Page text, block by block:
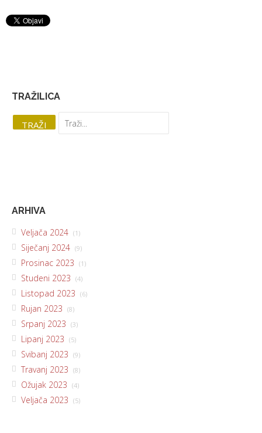
TRAŽILICA
ARHIVA
Veljača 2024 (1)
Siječanj 2024 (9)
Prosinac 2023 (1)
Studeni 2023 (4)
Listopad 2023 (6)
Rujan 2023 (8)
Srpanj 2023 (3)
Lipanj 2023 (5)
Svibanj 2023 (9)
Travanj 2023 (8)
Ožujak 2023 (4)
Veljača 2023 (5)